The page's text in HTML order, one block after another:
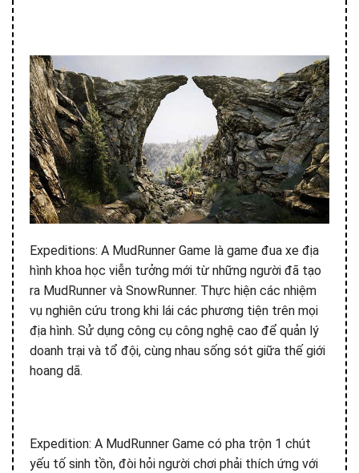
Expeditions: A MudRunner Game là game đua xe địa
hình khoa học viễn tưởng mới từ những người đã tạo
ra MudRunner và SnowRunner. Thực hiện các nhiệm
vụ nghiên cứu trong khi lái các phương tiện trên mọi
địa hình. Sử dụng công cụ công nghệ cao để quản lý
doanh trại và tổ đội, cùng nhau sống sót giữa thế giới
hoang dã.
Expedition: A MudRunner Game có pha trộn 1 chút
yếu tố sinh tồn, đòi hỏi người chơi phải thích ứng với